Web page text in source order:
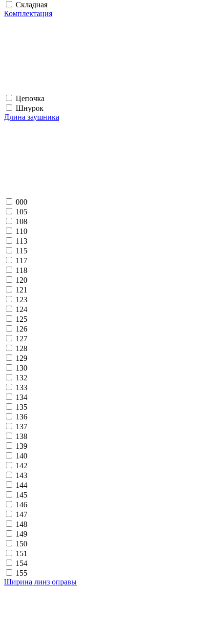
Складная
Комплектация
Цепочка
Шнурок
Длина заушника
000
105
108
110
113
115
117
118
120
121
123
124
125
126
127
128
129
130
132
133
134
135
136
137
138
139
140
142
143
144
145
146
147
148
149
150
151
154
155
Ширина линз оправы